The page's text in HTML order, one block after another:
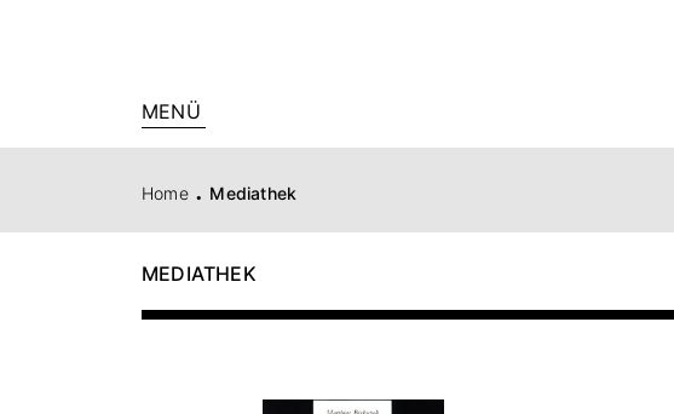
MENÜ
Home . Mediathek
MEDIATHEK